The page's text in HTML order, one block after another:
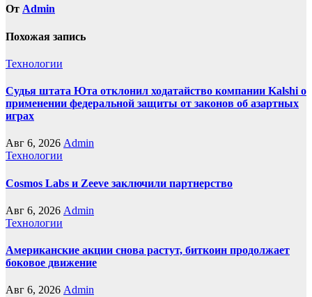
От Admin
Похожая запись
Технологии
Судья штата Юта отклонил ходатайство компании Kalshi о
применении федеральной защиты от законов об азартных
играх
Авг 6, 2026 Admin
Технологии
Cosmos Labs и Zeeve заключили партнерство
Авг 6, 2026 Admin
Технологии
Американские акции снова растут, биткоин продолжает
боковое движение
Авг 6, 2026 Admin